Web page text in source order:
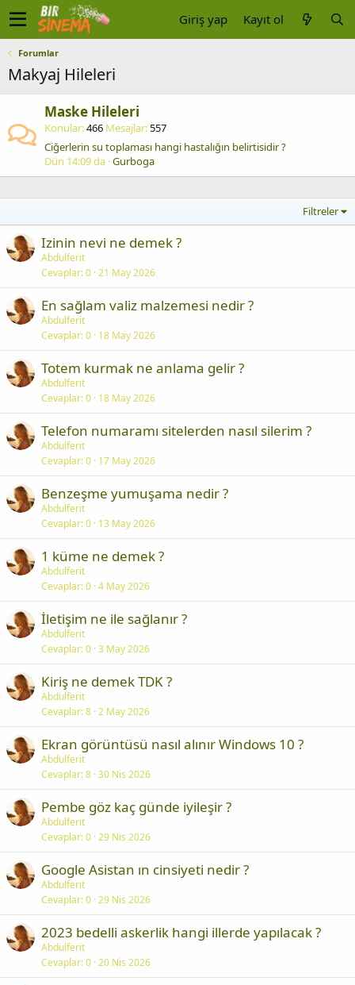
Giriş yap Kayıt ol
Forumlar
Makyaj Hileleri
Maske Hileleri
Konular 466 Mesajlar 557
Ciğerlerin su toplaması hangi hastalığın belirtisidir ?
Dün 14:09 da Gurboga
Filtreler
Izinin nevi ne demek ?
Abdulferit
Cevaplar 0 21 May 2026
En sağlam valiz malzemesi nedir ?
Abdulferit
Cevaplar 0 18 May 2026
Totem kurmak ne anlama gelir ?
Abdulferit
Cevaplar 0 18 May 2026
Telefon numaramı sitelerden nasıl silerim ?
Abdulferit
Cevaplar 0 17 May 2026
Benzeşme yumuşama nedir ?
Abdulferit
Cevaplar 0 13 May 2026
1 küme ne demek ?
Abdulferit
Cevaplar 0 4 May 2026
İletişim ne ile sağlanır ?
Abdulferit
Cevaplar 0 3 May 2026
Kiriş ne demek TDK ?
Abdulferit
Cevaplar 8 2 May 2026
Ekran görüntüsü nasıl alınır Windows 10 ?
Abdulferit
Cevaplar 8 30 Nis 2026
Pembe göz kaç günde iyileşir ?
Abdulferit
Cevaplar 0 29 Nis 2026
Google Asistan ın cinsiyeti nedir ?
Abdulferit
Cevaplar 0 29 Nis 2026
2023 bedelli askerlik hangi illerde yapılacak ?
Abdulferit
Cevaplar 0 20 Nis 2026